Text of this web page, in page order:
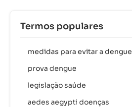
Termos populares
medidas para evitar a dengue
prova dengue
legislação saúde
aedes aegypti doenças